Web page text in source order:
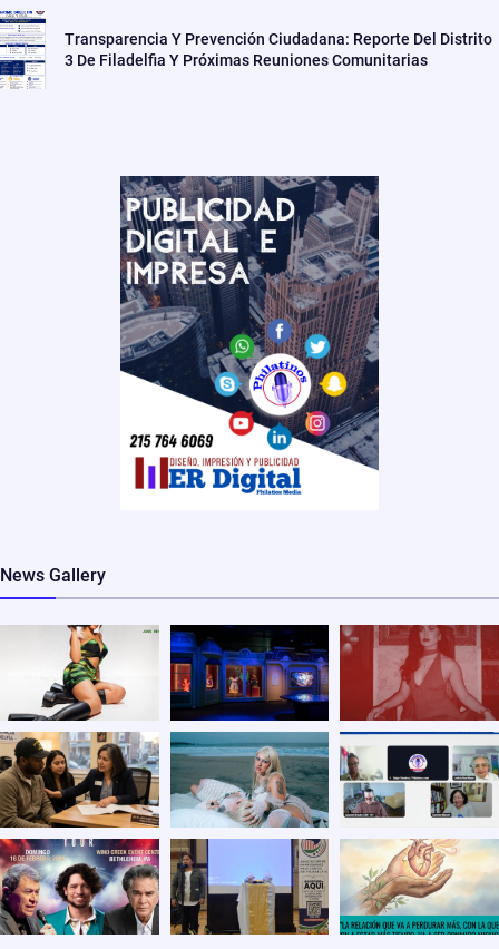
Transparencia Y Prevención Ciudadana: Reporte Del Distrito
3 De Filadelfia Y Próximas Reuniones Comunitarias
News Gallery